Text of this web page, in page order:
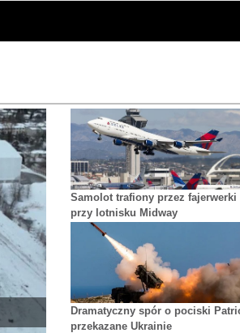
Samolot trafiony przez fajerwerki
przy lotnisku Midway
Dramatyczny spór o pociski
przekazane Ukrainie